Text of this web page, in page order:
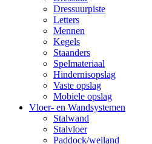
Dressuurpiste
Letters
Mennen
Kegels
Staanders
Spelmateriaal
Hindernisopslag
Vaste opslag
Mobiele opslag
Vloer- en Wandsystemen
Stalwand
Stalvloer
Paddock/weiland